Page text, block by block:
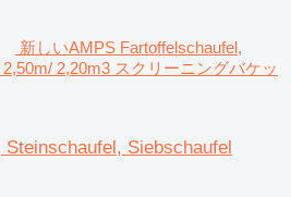
新しいAMPS Fartoffelschaufel,
2,20m3 スクリーニングバケッ
Siebschaufel